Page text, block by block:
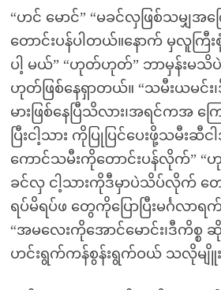
“ဟင် မောင်” “မခင်လှဖြစ်သမျှအက
တောင်းပန်ပါတယ်။နောက် မှလူကြီး
ပါ့ မယ်” “ဟုတ်ဟုတ်” ဘာမှန်း
ဟုတ်ဖြစ်နေရှာတယ်။ “သမီးယမင်
မားဖြစ်နေပြီသိလား၊အရင်ကအ
ပြီးငါ့သား ကိုပြုပြင်ပေးဖို့သမီး
ကောင်သမီးကိုတောင်းပန်လိုက်” “
ခင်လှ ငါ့သားကိုဒီမှာပဲသိပ်လိုက် တေ
ရပ်မိရပ်ဖ တွေကိုပြောပြီးမင်္ဂလာရက်
“အမလေးကိုအောင်မောင်း၊ဒီကိစ္စ
ဟင်းရွက်ကန်စွန်းရွက်ဝယ် သလိုမျိူး